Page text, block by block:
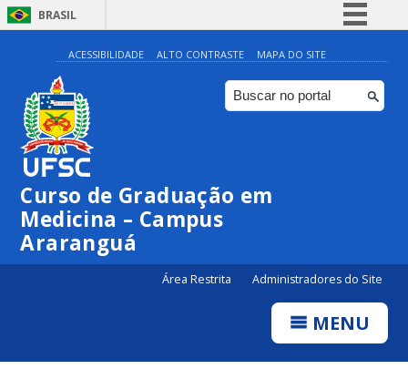
BRASIL
Simplifique!
Comunica BR
Participe
ACESSIBILIDADE ALTO CONTRASTE MAPA DO SITE
Curso de Graduação em
Medicina – Campus
Araranguá
Área Restrita Administradores do Site
MENU